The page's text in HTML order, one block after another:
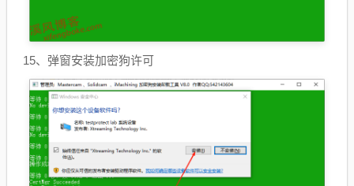
15、弹窗安装加密狗许可